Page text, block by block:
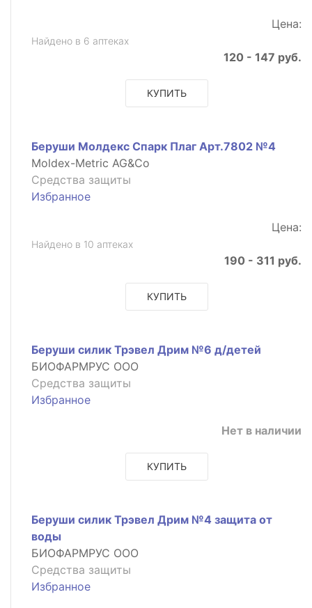
Цена:
Найдено в 6 аптеках
120 - 147 руб.
КУПИТЬ
Беруши Молдекс Спарк Плаг Арт.7802 №4
Moldex-Metric AG&Co
Средства защиты
Избранное
Цена:
Найдено в 10 аптеках
190 - 311 руб.
КУПИТЬ
Беруши силик Трэвел Дрим №6 д/детей
БИОФАРМРУС ООО
Средства защиты
Избранное
Нет в наличии
КУПИТЬ
Беруши силик Трэвел Дрим №4 защита от
воды
БИОФАРМРУС ООО
Средства защиты
Избранное